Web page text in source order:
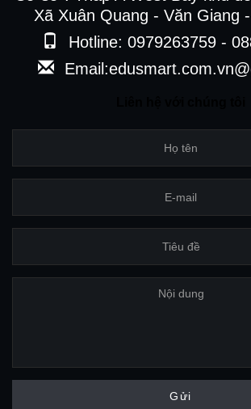
Xã Xuân Quang - Văn Giang
Hotline: 0979263759 -